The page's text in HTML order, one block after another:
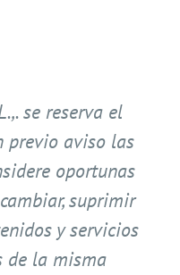
se reserva el
previo aviso las
oportunas
suprimir
y servicios
de la misma